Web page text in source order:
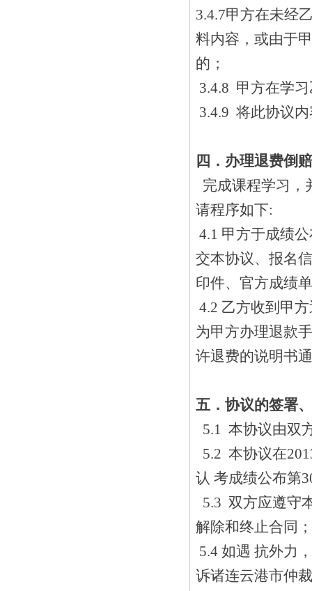
3.4.7甲方在未经
料内容，或由于
的；
3.4.8 甲方在学
3.4.9 将此协议
四．办理退费倒
完成课程学习，
请程序如下:
4.1 甲方于成绩
交本协议、报名
印件、官方成绩
4.2 乙方收到甲
为甲方办理退款
许退费的说明书
五．协议的签署
5.1 本协议由双
5.2 本协议在
认 考成绩公布第
5.3 双方应遵守
解除和终止合同；
5.4 如遇 抗外力
诉诸连云港市仲